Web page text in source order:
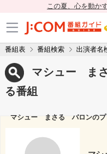
この夏、心を動か
番組表 番組検索 出演者名
マシュー ま
る番組
マシュー まさる バロンのプ